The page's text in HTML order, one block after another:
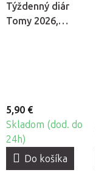
Týždenný diár
Tomy 2026,
5,90 €
Skladom (dod. do
24h)
Do košíka